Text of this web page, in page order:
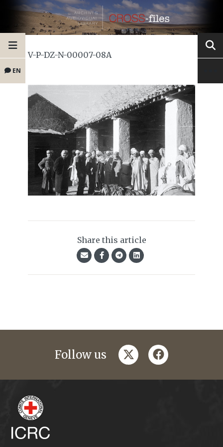
EN
V-P-DZ-N-00007-08A
Share this article
Follow us twitterfacebook